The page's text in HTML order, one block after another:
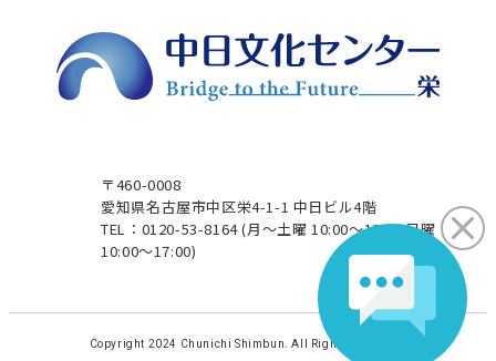
〒460-0008
愛知県名古屋市中区栄4-1-1 中日ビル4階
TEL：0120-53-8164(月～土曜 10:00～19:00 日曜
10:00～17:00)
Copyright 2024 Chunichi Shimbun. All Rights Reserved.